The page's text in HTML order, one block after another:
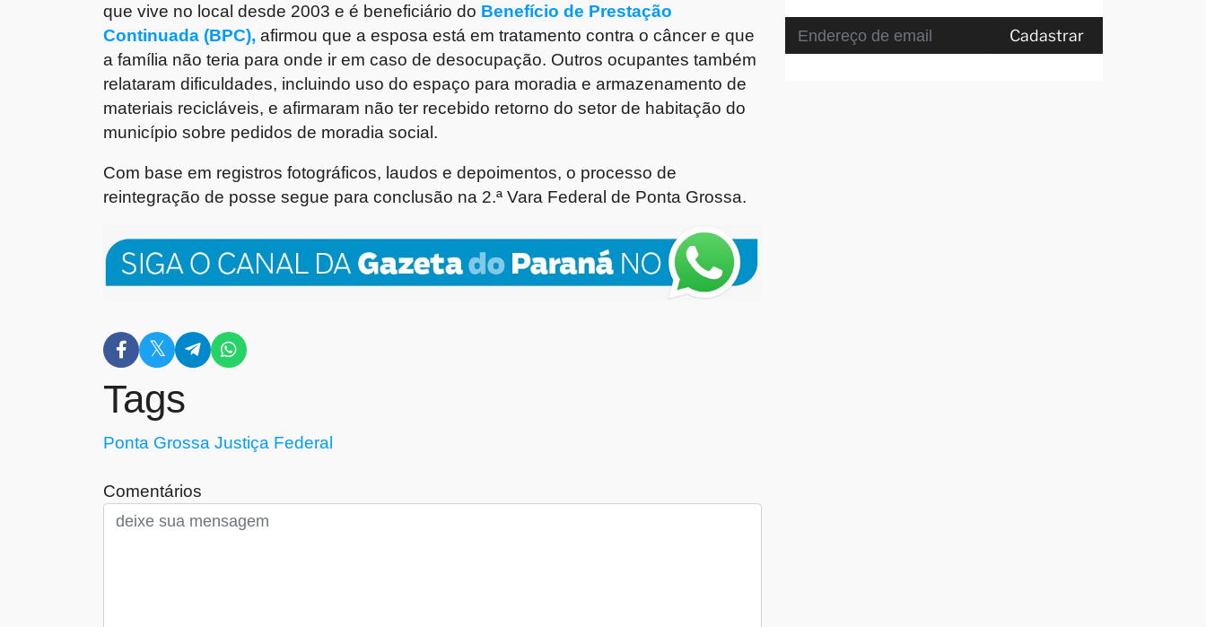
que vive no local desde 2003 e é beneficiário do Benefício de Prestação
Continuada (BPC), afirmou que a esposa está em tratamento contra o câncer e que
a família não teria para onde ir em caso de desocupação. Outros ocupantes também
relataram dificuldades, incluindo uso do espaço para moradia e armazenamento de
materiais recicláveis, e afirmaram não ter recebido retorno do setor de habitação do
município sobre pedidos de moradia social.
Com base em registros fotográficos, laudos e depoimentos, o processo de
reintegração de posse segue para conclusão na 2.ª Vara Federal de Ponta Grossa.
Tags
Ponta Grossa Justiça Federal
Comentários
Cadastrar